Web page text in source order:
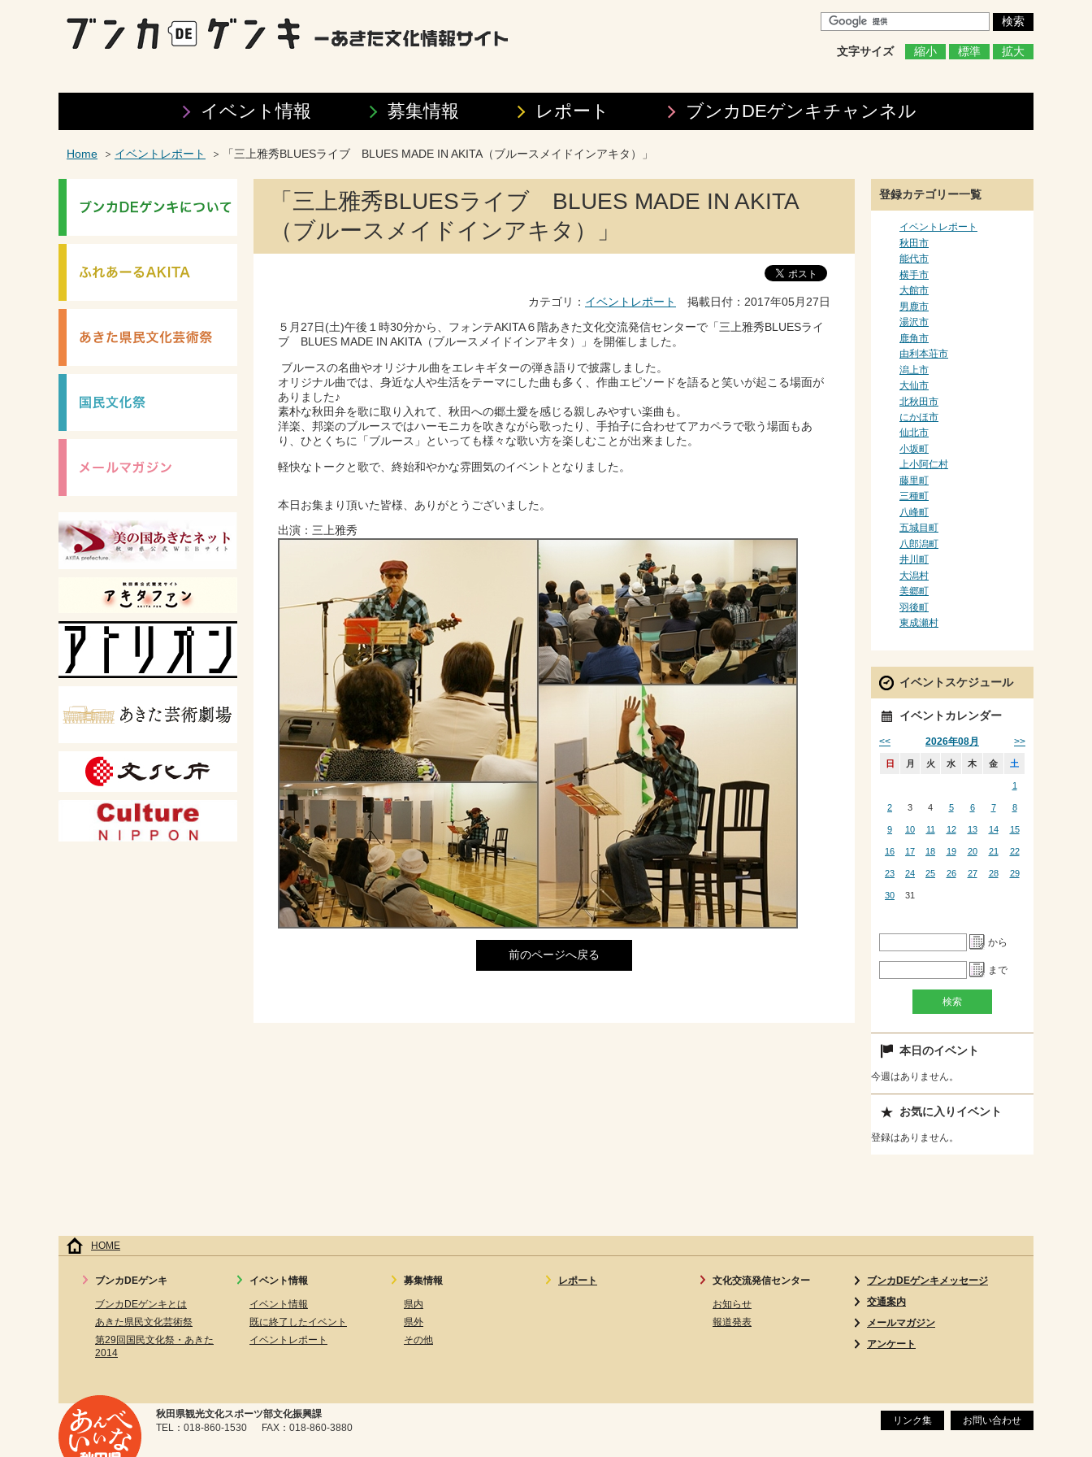
文字サイズ 縮小 標準 拡大
イベント情報 募集情報 レポート ブンカDEゲンキチャンネル
Home イベントレポート 「三上雅秀BLUESライブ BLUES MADE IN AKITA（ブルースメイドインアキタ）」
「三上雅秀BLUESライブ BLUES MADE IN AKITA
（ブルースメイドインアキタ）」
カテゴリ： イベントレポート 掲載日付：2017年05月27日
５月27日(土)午後１時30分から、フォンテAKITA６階あきた文化交流発信センターで「三上雅秀BLUESライ
ブ BLUES MADE IN AKITA（ブルースメイドインアキタ）」を開催しました。
ブルースの名曲やオリジナル曲をエレキギターの弾き語りで披露しました。
オリジナル曲では、身近な人や生活をテーマにした曲も多く、作曲エピソードを語ると笑いが起こる場面が
ありました♪
素朴な秋田弁を歌に取り入れて、秋田への郷土愛を感じる親しみやすい楽曲も。
洋楽、邦楽のブルースではハーモニカを吹きながら歌ったり、手拍子に合わせてアカペラで歌う場面もあ
り、ひとくちに「ブルース」といっても様々な歌い方を楽しむことが出来ました。
軽快なトークと歌で、終始和やかな雰囲気のイベントとなりました。
本日お集まり頂いた皆様、ありがとうございました。
出演：三上雅秀
前のページへ戻る
登録カテゴリー一覧
イベントレポート
秋田市
能代市
横手市
大館市
男鹿市
湯沢市
鹿角市
由利本荘市
潟上市
大仙市
北秋田市
にかほ市
仙北市
小坂町
上小阿仁村
藤里町
三種町
八峰町
五城目町
八郎潟町
井川町
大潟村
美郷町
羽後町
東成瀬村
イベントスケジュール
イベントカレンダー
2026年08月
<< >>
日 月 火 水 木 金 土
1
2 3 4 5 6 7 8
9 10 11 12 13 14 15
16 17 18 19 20 21 22
23 24 25 26 27 28 29
30 31
から
まで
本日のイベント
今週はありません。
お気に入りイベント
登録はありません。
HOME
ブンカDEゲンキ
ブンカDEゲンキとは
あきた県民文化芸術祭
第29回国民文化祭・あきた
2014
イベント情報
イベント情報
既に終了したイベント
イベントレポート
募集情報
県内
県外
その他
レポート 文化交流発信センター
お知らせ
報道発表
ブンカDEゲンキメッセージ
交通案内
メールマガジン
アンケート
リンク集 お問い合わせ
秋田県観光文化スポーツ部文化振興課
TEL：018-860-1530 FAX：018-860-3880